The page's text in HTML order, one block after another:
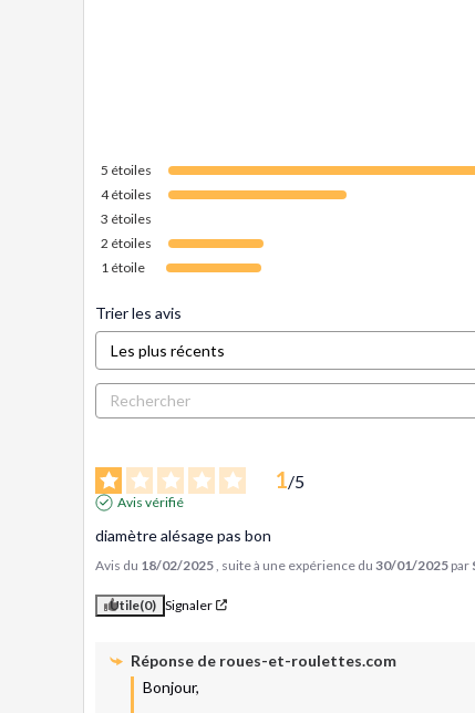
5 étoiles
4étoiles
3 étoiles
2 étoiles
1 étoile
Trier les avis
1/5
Avis vérifié
diamètre alésage pas bon
Avis du 18/02/2025 , suite à une expérience du 30/01/2025 par
Utile(0) Signaler
Réponse de roues-et-roulettes.com
Bonjour,